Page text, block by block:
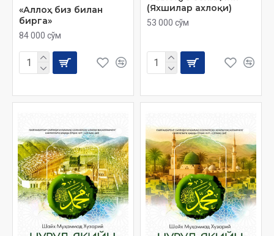
«Аллоҳ биз билан
бирга»
84 000 сўм
(Яхшилар ахлоқи)
53 000 сўм